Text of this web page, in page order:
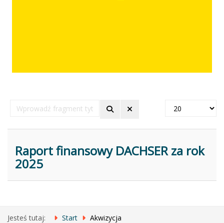
Wprowadź
fragment
Pokaż
Raport finansowy DACHSER za rok
2025
Jesteś tutaj: Start Akwizycja